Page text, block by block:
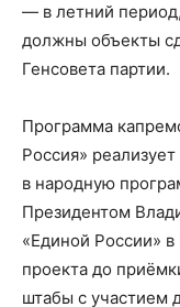
— в летний
должны объекты
Генсовета партии.
Программа
Россия»
в народную
Президентом
«Единой России»
проекта до
штабы с участием